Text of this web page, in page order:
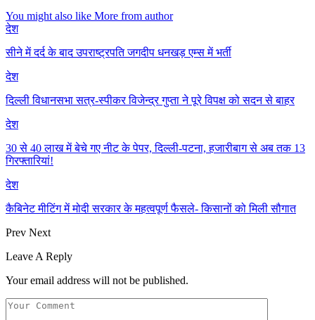
You might also like More from author
देश
सीने में दर्द के बाद उपराष्ट्रपति जगदीप धनखड़ एम्स में भर्ती
देश
दिल्ली विधानसभा सत्र-स्पीकर विजेन्द्र गुप्ता ने पूरे विपक्ष को सदन से बाहर
देश
30 से 40 लाख में बेचे गए नीट के पेपर, दिल्ली-पटना, हजारीबाग से अब तक 13
गिरफ्तारियां!
देश
कैबिनेट मीटिंग में मोदी सरकार के महत्वपूर्ण फैसले- किसानों को मिली सौगात
Prev Next
Leave A Reply
Your email address will not be published.